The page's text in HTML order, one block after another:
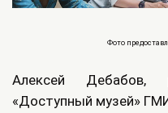
Фото
Алексей Дебабов,
«Доступный музей»